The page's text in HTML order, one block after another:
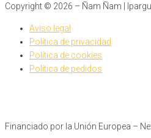
Copyright © 2026 – Ñam Ñam |
Aviso legal
Política de privacidad
Política de cookies
Política de pedidos
Financiado por la Unión Europea –